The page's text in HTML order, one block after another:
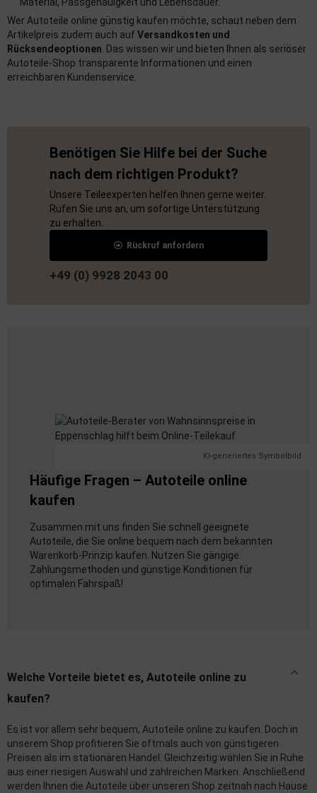
Wer Autoteile online günstig kaufen möchte, schaut neben dem
Artikelpreis zudem auch aufVersandkosten und
Rücksendeoptionen . Das wissen wir und bieten Ihnen als seriöser
Autoteile-Shop transparente Informationen und einen
erreichbaren Kundenservice.
Benötigen Sie Hilfe bei der Suche
nach dem richtigen Produkt?
Unsere Teileexperten helfen Ihnen gerne weiter.
Rufen Sie uns an, um sofortige Unterstützung
zu erhalten.
Rückruf anfordern
+49 (0) 9928 2043 00
KI-generiertes Symbolbild
Häufige Fragen – Autoteile online
kaufen
Zusammen mit uns finden Sie schnell geeignete
Autoteile, die Sie online bequem nach dem bekannten
Warenkorb-Prinzip kaufen. Nutzen Sie gängige
Zahlungsmethoden und günstige Konditionen für
optimalen Fahrspaß!
Welche Vorteile bietet es, Autoteile online zu
kaufen?
Es ist vor allem sehr bequem, Autoteile online zu kaufen. Doch in
unserem Shop profitieren Sie oftmals auch von günstigeren
Preisen als im stationären Handel. Gleichzeitig wählen Sie in Ruhe
aus einer riesigen Auswahl und zahlreichen Marken. Anschließend
werden Ihnen die Autoteile über unseren Shop zeitnah nach Hause